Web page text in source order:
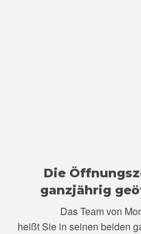
Die
ganzjährig
Das Team von
heißt Sie in seinen beiden